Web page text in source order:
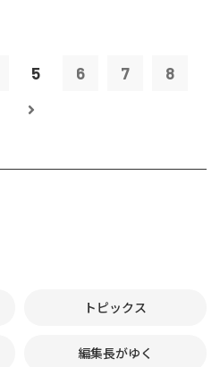
5 6 7 8
トピックス
編集長がゆく